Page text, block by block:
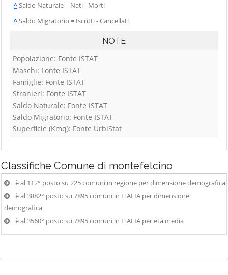
^Saldo Naturale = Nati - Morti
^Saldo Migratorio = Iscritti - Cancellati
NOTE
Popolazione: Fonte ISTAT
Maschi: Fonte ISTAT
Famiglie: Fonte ISTAT
Stranieri: Fonte ISTAT
Saldo Naturale: Fonte ISTAT
Saldo Migratorio: Fonte ISTAT
Superficie (Kmq): Fonte UrbiStat
Classifiche Comune di montefelcino
è al 112° posto su 225 comuni in regione per dimensione demografica
è al 3882° posto su 7895 comuni in ITALIA per dimensione
demografica
è al 3560° posto su 7895 comuni in ITALIA per età media